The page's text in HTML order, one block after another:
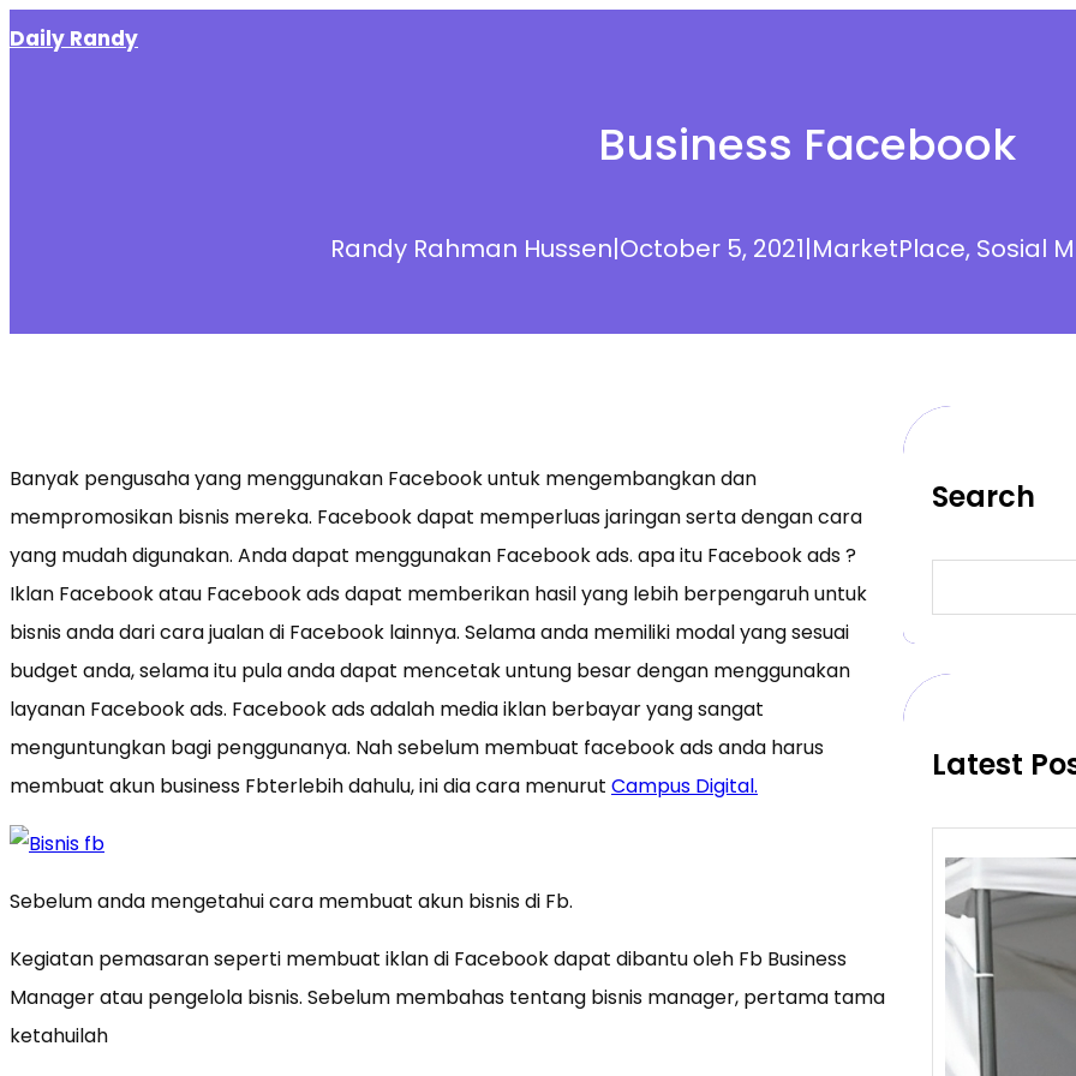
to
Daily Randy
Business Facebook
Randy Rahman Hussen|October 5, 2021|MarketPlace, Sosial
Banyak pengusaha yang menggunakan Facebook untuk mengembangkan dan
mempromosikan bisnis mereka. Facebook dapat memperluas jaringan serta dengan cara
yang mudah digunakan. Anda dapat menggunakan Facebook ads. apa itu Facebook ads ?
Iklan Facebook atau Facebook ads dapat memberikan hasil yang lebih berpengaruh untuk
bisnis anda dari cara jualan di Facebook lainnya. Selama anda memiliki modal yang sesuai
budget anda, selama itu pula anda dapat mencetak untung besar dengan menggunakan
layanan Facebook ads. Facebook ads adalah media iklan berbayar yang sangat
menguntungkan bagi penggunanya. Nah sebelum membuat facebook ads anda harus
membuat akun business Fbterlebih dahulu, ini dia cara menurut Campus Digital.
Sebelum anda mengetahui cara membuat akun bisnis di Fb.
Kegiatan pemasaran seperti membuat iklan di Facebook dapat dibantu oleh Fb Business
Manager atau pengelola bisnis. Sebelum membahas tentang bisnis manager, pertama tama
ketahuilah
Search
a
c
Latest